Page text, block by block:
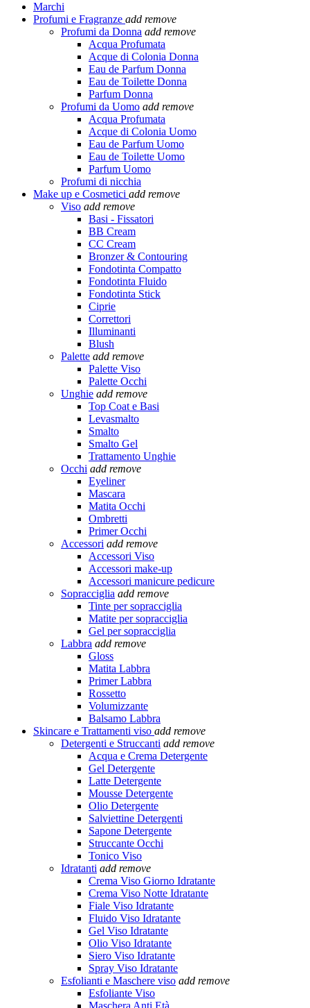
Marchi
Profumi e Fragranze add remove
Profumi da Donna add remove
Acqua Profumata
Acque di Colonia Donna
Eau de Parfum Donna
Eau de Toilette Donna
Parfum Donna
Profumi da Uomo add remove
Acqua Profumata
Acque di Colonia Uomo
Eau de Parfum Uomo
Eau de Toilette Uomo
Parfum Uomo
Profumi di nicchia
Make up e Cosmetici add remove
Viso add remove
Basi - Fissatori
BB Cream
CC Cream
Bronzer & Contouring
Fondotinta Compatto
Fondotinta Fluido
Fondotinta Stick
Ciprie
Correttori
Illuminanti
Blush
Palette add remove
Palette Viso
Palette Occhi
Unghie add remove
Top Coat e Basi
Levasmalto
Smalto
Smalto Gel
Trattamento Unghie
Occhi add remove
Eyeliner
Mascara
Matita Occhi
Ombretti
Primer Occhi
Accessori add remove
Accessori Viso
Accessori make-up
Accessori manicure pedicure
Sopracciglia add remove
Tinte per sopracciglia
Matite per sopracciglia
Gel per sopracciglia
Labbra add remove
Gloss
Matita Labbra
Primer Labbra
Rossetto
Volumizzante
Balsamo Labbra
Skincare e Trattamenti viso add remove
Detergenti e Struccanti add remove
Acqua e Crema Detergente
Gel Detergente
Latte Detergente
Mousse Detergente
Olio Detergente
Salviettine Detergenti
Sapone Detergente
Struccante Occhi
Tonico Viso
Idratanti add remove
Crema Viso Giorno Idratante
Crema Viso Notte Idratante
Fiale Viso Idratante
Fluido Viso Idratante
Gel Viso Idratante
Olio Viso Idratante
Siero Viso Idratante
Spray Viso Idratante
Esfolianti e Maschere viso add remove
Esfoliante Viso
Maschera Anti Età